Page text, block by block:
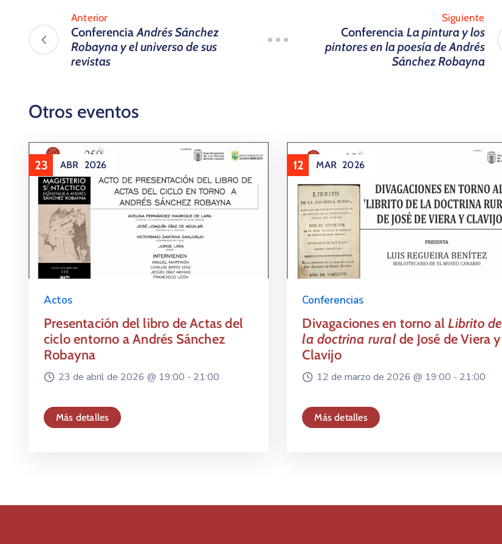
Anterior
ConferenciaAndrés Sánchez
Robayna y el universo de sus
revistas
Siguiente
Conferencia La pintura y los
pintores en la poesía de Andrés
Sánchez Robayna
Otros eventos
23 ABR 2026
Actos
Presentación del libro de Actas del
ciclo entorno a Andrés Sánchez
Robayna
23 de abril de 2026 @ 19:00 - 21:00
Más detalles
12 MAR 2026
Conferencias
Divagaciones en torno alLibrito de
la doctrina ruralde José de Viera y
Clavijo
12 de marzo de 2026 @ 19:00 - 21:00
Más detalles